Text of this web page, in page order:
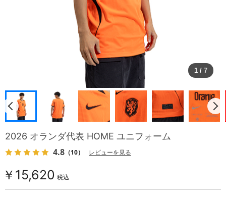
1 / 7
2026 オランダ代表 HOME ユニフォーム
4.8 （10） レビューを見る
￥15,620 税込